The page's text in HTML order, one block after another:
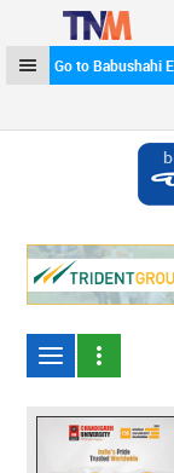
Go to Babushahi